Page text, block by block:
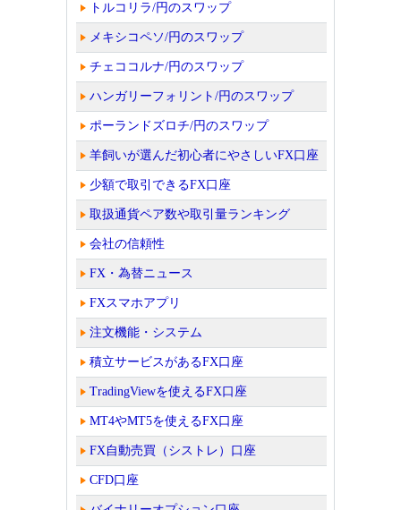
トルコリラ/円のスワップ
メキシコペソ/円のスワップ
チェココルナ/円のスワップ
ハンガリーフォリント/円のスワップ
ポーランドズロチ/円のスワップ
羊飼いが選んだ初心者にやさしいFX口座
少額で取引できるFX口座
取扱通貨ペア数や取引量ランキング
会社の信頼性
FX・為替ニュース
FXスマホアプリ
注文機能・システム
積立サービスがあるFX口座
TradingViewを使えるFX口座
MT4やMT5を使えるFX口座
FX自動売買（シストレ）口座
CFD口座